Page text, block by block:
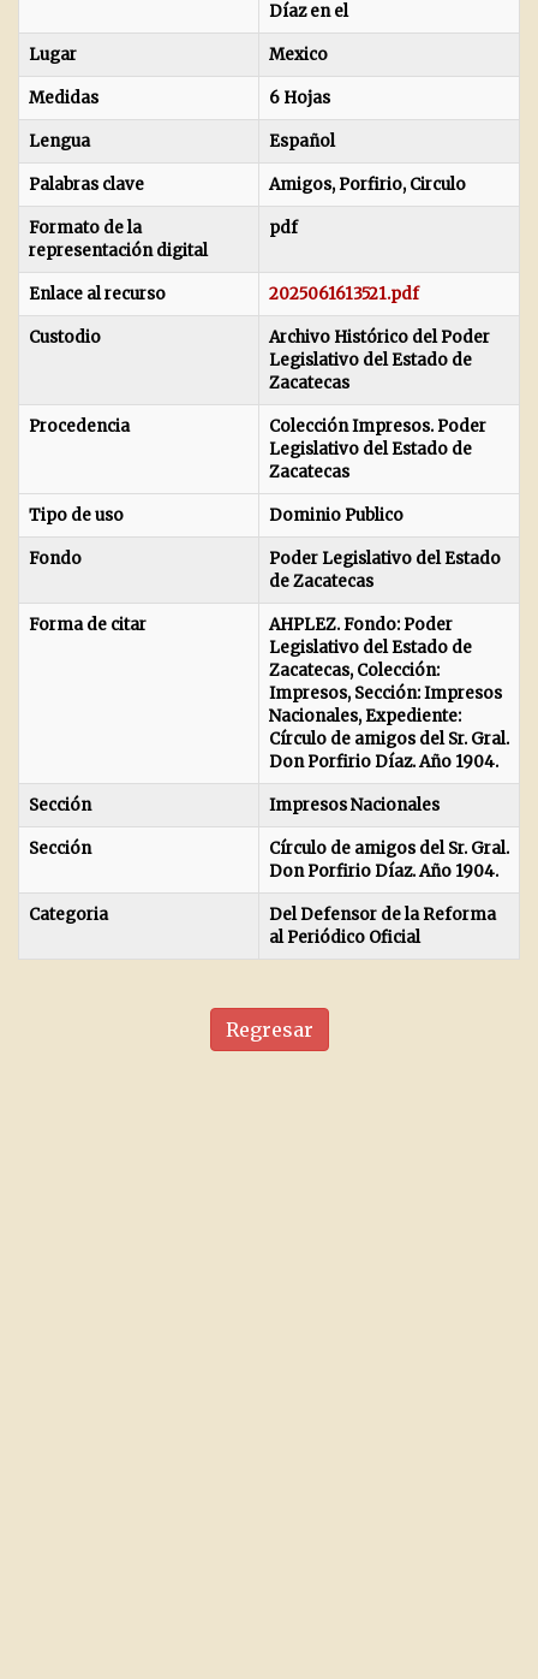
Díaz en el
Lugar Mexico
Medidas 6 Hojas
Lengua Español
Palabras clave Amigos, Porfirio, Circulo
Formato de la
representación digital
pdf
Enlace al recurso 2025061613521.pdf
Custodio
Archivo Histórico del Poder
Legislativo del Estado de
Zacatecas
Procedencia
Colección Impresos. Poder
Legislativo del Estado de
Zacatecas
Tipo de uso Dominio Publico
Fondo
Poder Legislativo del Estado
de Zacatecas
Forma de citar
AHPLEZ. Fondo: Poder
Legislativo del Estado de
Zacatecas, Colección:
Impresos, Sección: Impresos
Nacionales, Expediente:
Círculo de amigos del Sr. Gral.
Don Porfirio Díaz. Año 1904.
Sección Impresos Nacionales
Sección
Círculo de amigos del Sr. Gral.
Don Porfirio Díaz. Año 1904.
Categoria
Del Defensor de la Reforma
al Periódico Oficial
Regresar